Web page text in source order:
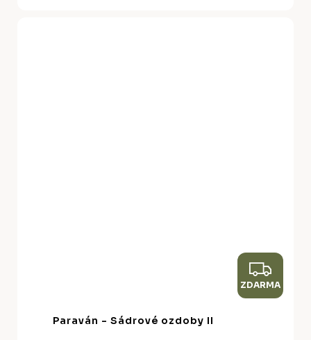
Z
D
ZDARMA
Paraván - Sádrové ozdoby II